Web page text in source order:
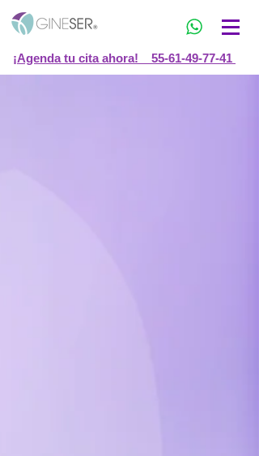
¡Agenda tu cita ahora! 55-61-49-77-41